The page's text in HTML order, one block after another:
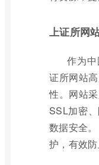
上证所网
作为
证所网站
性。网站
SSL加密
数据安全
护，有效防